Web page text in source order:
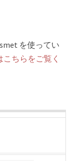
を使ってい
ちらをご覧く